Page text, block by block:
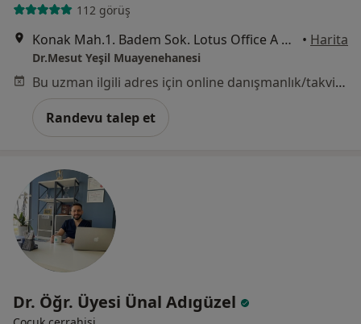
112 görüş
Konak Mah.1. Badem Sok. Lotus Office A Blok No:26 kat:2 İç Kapı No:25, Bursa • Harita
Dr.Mesut Yeşil Muayenehanesi
Bu uzman ilgili adres için online danışmanlık/takvim sunmuyor.
Randevu talep et
Dr. Öğr. Üyesi Ünal Adıgüzel